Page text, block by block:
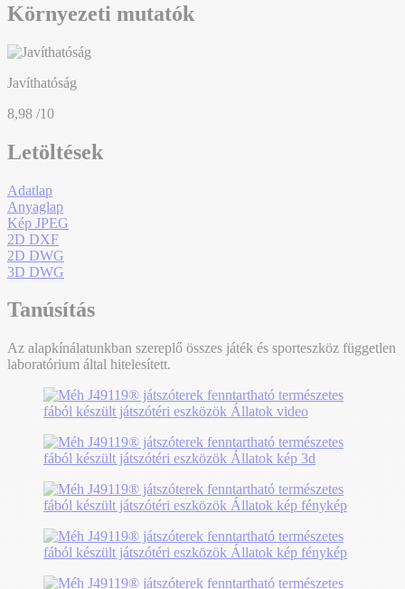
Környezeti mutatók
Javíthatóság
8,98 /10
Letöltések
Adatlap
Anyaglap
Kép JPEG
2D DXF
2D DWG
3D DWG
Tanúsítás
Az alapkínálatunkban szereplő összes játék és sporteszköz független
laboratórium által hitelesített.